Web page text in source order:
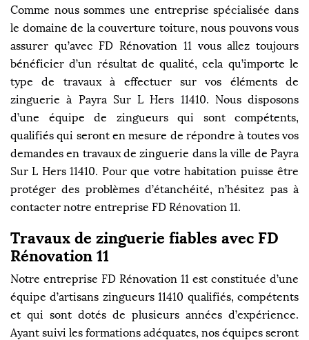
Comme nous sommes une entreprise spécialisée dans
le domaine de la couverture toiture, nous pouvons vous
assurer qu’avec FD Rénovation 11 vous allez toujours
bénéficier d’un résultat de qualité, cela qu’importe le
type de travaux à effectuer sur vos éléments de
zinguerie à Payra Sur L Hers 11410. Nous disposons
d’une équipe de zingueurs qui sont compétents,
qualifiés qui seront en mesure de répondre à toutes vos
demandes en travaux de zinguerie dans la ville de Payra
Sur L Hers 11410. Pour que votre habitation puisse être
protéger des problèmes d’étanchéité, n’hésitez pas à
contacter notre entreprise FD Rénovation 11.
Travaux de zinguerie fiables avec FD
Rénovation 11
Notre entreprise FD Rénovation 11 est constituée d’une
équipe d’artisans zingueurs 11410 qualifiés, compétents
et qui sont dotés de plusieurs années d’expérience.
Ayant suivi les formations adéquates, nos équipes seront